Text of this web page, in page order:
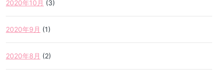
2020年10月 (3)
2020年9月 (1)
2020年8月 (2)